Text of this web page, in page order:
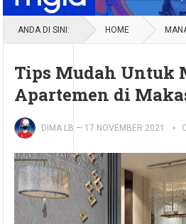
ANDA DI SINI: HOME
Tips Mudah Untuk
Apartemen di
DIMA LB — 17 NOVEMBER 2021